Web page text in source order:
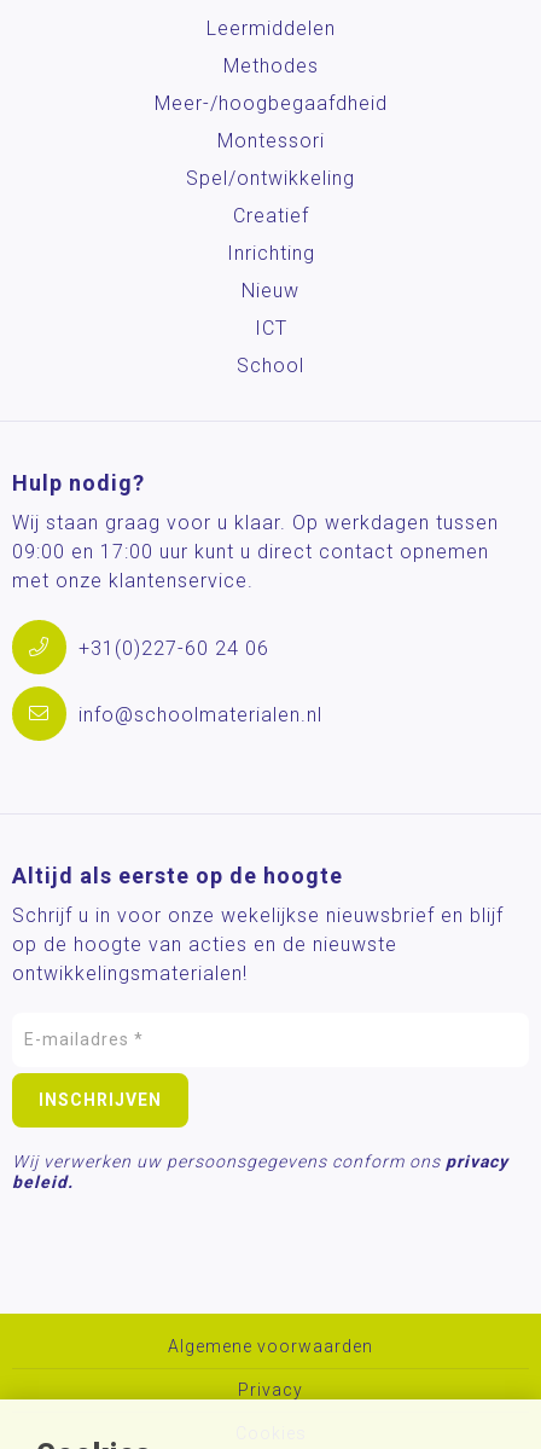
Leermiddelen
Methodes
Meer-/hoog­begaafdheid
Montessori
Spel/ontwikkeling
Creatief
Inrichting
Nieuw
ICT
School
Hulp nodig?
Wij staan graag voor u klaar. Op werkdagen tussen
09:00 en 17:00 uur kunt u direct contact opnemen
met onze klantenservice.
+31(0)227-60 24 06
info@schoolmaterialen.nl
Altijd als eerste op de hoogte
Schrijf u in voor onze wekelijkse nieuwsbrief en blijf
op de hoogte van acties en de nieuwste
ontwikkelingsmaterialen!
Wij verwerken uw persoonsgegevens conform ons privacy
beleid.
Algemene voorwaarden
Privacy